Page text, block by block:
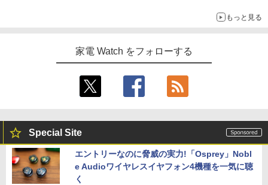
もっと見る
家電 Watch をフォローする
Special Site
エントリーなのに脅威の実力!「Osprey」Nobl
e Audioワイヤレスイヤフォン4機種を一気に聴
く